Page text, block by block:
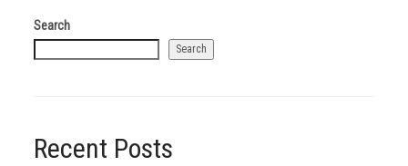
Search
Search
Recent Posts